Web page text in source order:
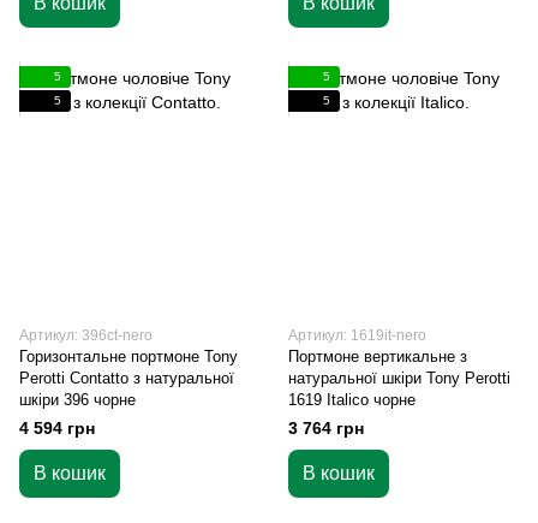
5
5
Артикул: 396ct-nero
Горизонтальне портмоне Tony
Perotti Contatto з натуральної
шкіри 396 чорне
4 594 грн
В кошик
5
5
Артикул: 1619it-nero
Портмоне вертикальне з
натуральної шкіри Tony Perotti
1619 Italico чорне
3 764 грн
В кошик